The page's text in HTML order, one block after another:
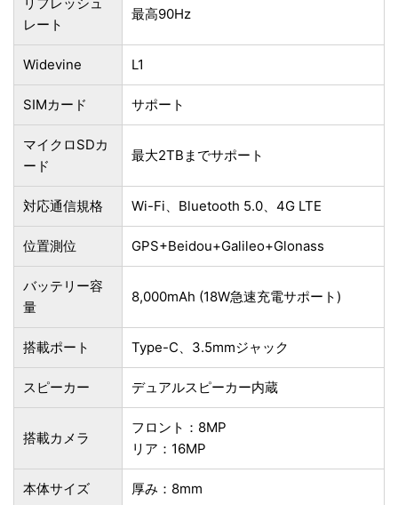
レート
最高90Hz
Widevine L1
SIMカード サポート
マイクロSDカ
ード
最大2TBまでサポート
対応通信規格 Wi-Fi、Bluetooth 5.0、4G LTE
位置測位 GPS+Beidou+Galileo+Glonass
バッテリー容
量
8,000mAh (18W急速充電サポート)
搭載ポート Type-C、3.5mmジャック
スピーカー デュアルスピーカー内蔵
搭載カメラ
フロント：8MP
リア：16MP
本体サイズ 厚み：8mm